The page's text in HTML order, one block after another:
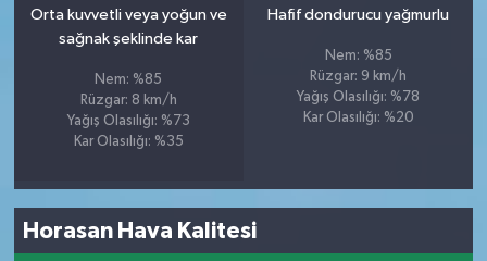
Orta kuvvetli veya yoğun ve
sağnak şeklinde kar
Nem: %85
Rüzgar: 8 km/h
Yağış Olasılığı: %73
Kar Olasılığı: %35
Hafif dondurucu yağmurlu
Nem: %85
Rüzgar: 9 km/h
Yağış Olasılığı: %78
Kar Olasılığı: %20
Horasan Hava Kalitesi